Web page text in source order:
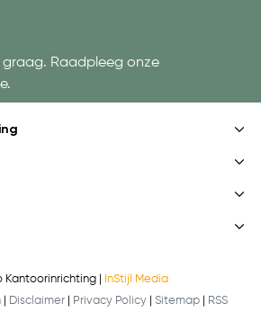
graag. Raadpleeg onze
|
InStijl Media
Disclaimer Privacy Policy Sitemap
RSS